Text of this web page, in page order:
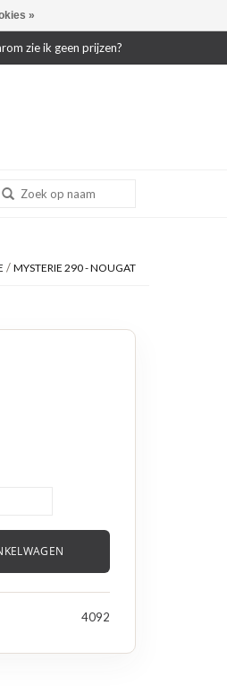
zie ik geen prijzen?
/ MYSTERIE 290 - NOUGAT
4092
»